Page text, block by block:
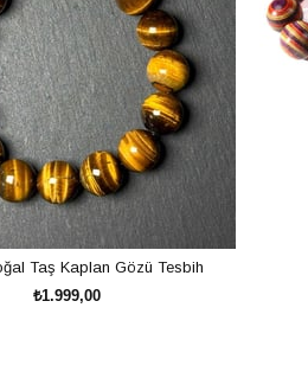
Taş Kaplan Gözü Tesbih
₺1.999,00